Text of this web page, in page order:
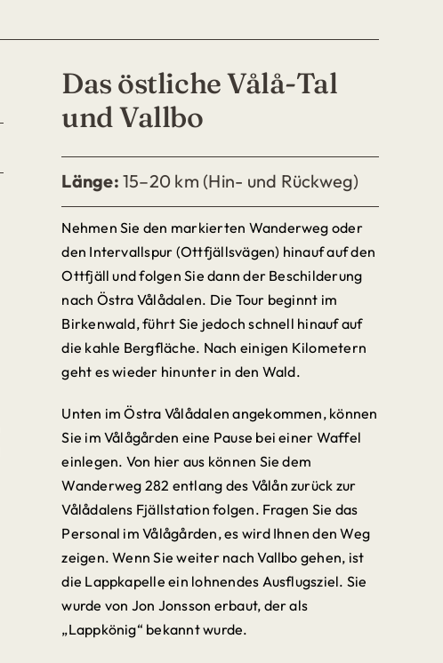
Das östliche Vålå-Tal
und Vallbo
Länge: 15–20 km (Hin- und Rückweg)
Nehmen Sie den markierten Wanderweg oder
den Intervallspur (Ottfjällsvägen) hinauf auf den
Ottfjäll und folgen Sie dann der Beschilderung
nach Östra Vålådalen. Die Tour beginnt im
Birkenwald, führt Sie jedoch schnell hinauf auf
die kahle Bergfläche. Nach einigen Kilometern
geht es wieder hinunter in den Wald.
Unten im Östra Vålådalen angekommen, können
Sie im Vålågården eine Pause bei einer Waffel
einlegen. Von hier aus können Sie dem
Wanderweg 282 entlang des Vålån zurück zur
Vålådalens Fjällstation folgen. Fragen Sie das
Personal im Vålågården, es wird Ihnen den Weg
zeigen. Wenn Sie weiter nach Vallbo gehen, ist
die Lappkapelle ein lohnendes Ausflugsziel. Sie
wurde von Jon Jonsson erbaut, der als
„Lappkönig“ bekannt wurde.